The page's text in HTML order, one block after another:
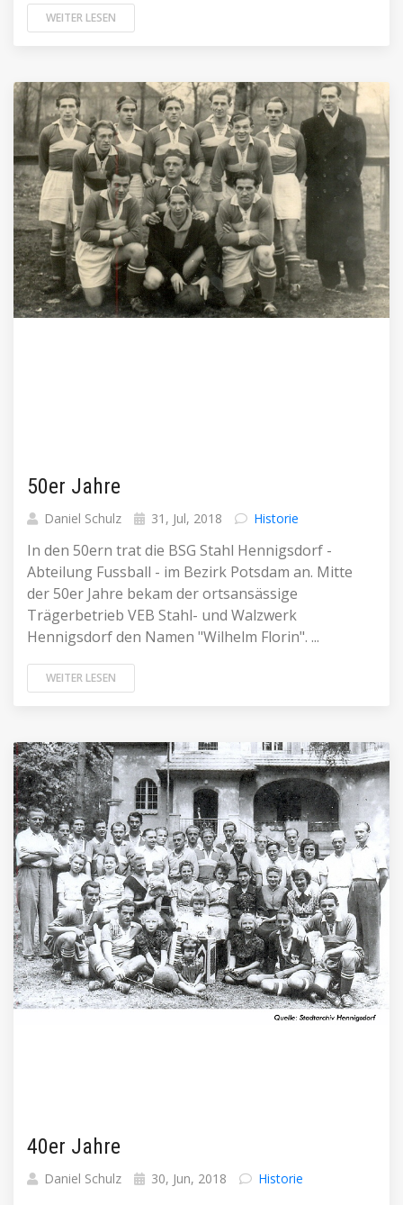
WEITER LESEN
50er Jahre
Daniel Schulz 31, Jul, 2018 Historie
In den 50ern trat die BSG Stahl Hennigsdorf -
Abteilung Fussball - im Bezirk Potsdam an. Mitte
der 50er Jahre bekam der ortsansässige
Trägerbetrieb VEB Stahl- und Walzwerk
Hennigsdorf den Namen "Wilhelm Florin". ...
WEITER LESEN
40er Jahre
Daniel Schulz 30, Jun, 2018 Historie